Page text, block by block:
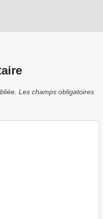
Les champs obligatoires